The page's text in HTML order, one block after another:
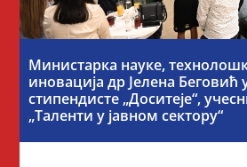
Министарка науке,
иновација др Јелена Беговић
стипендисте „Доситеје“,
„Таленти у јавном сектору“